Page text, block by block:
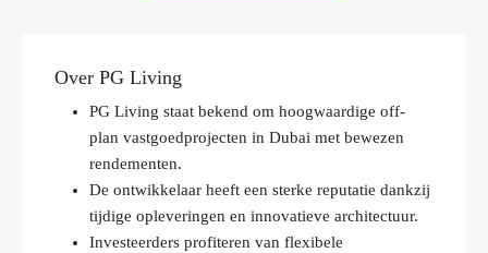
Over PG Living
PG Living staat bekend om hoogwaardige off-
plan vastgoedprojecten in Dubai met bewezen
rendementen.
De ontwikkelaar heeft een sterke reputatie dankzij
tijdige opleveringen en innovatieve architectuur.
Investeerders profiteren van flexibele